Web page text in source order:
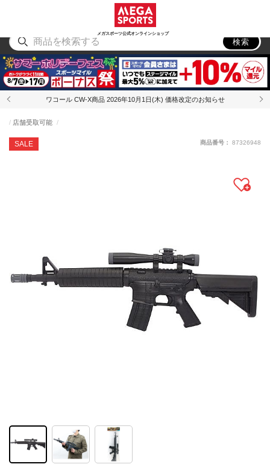
メガスポーツ公式オンラインショップ
アウトドア
検索
ワコール CW-X商品 2026年10月1日(木) 価格改定のお知らせ
SALE
店舗受取可能
商品番号： 87326948